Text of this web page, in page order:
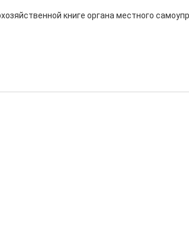
книге органа местного